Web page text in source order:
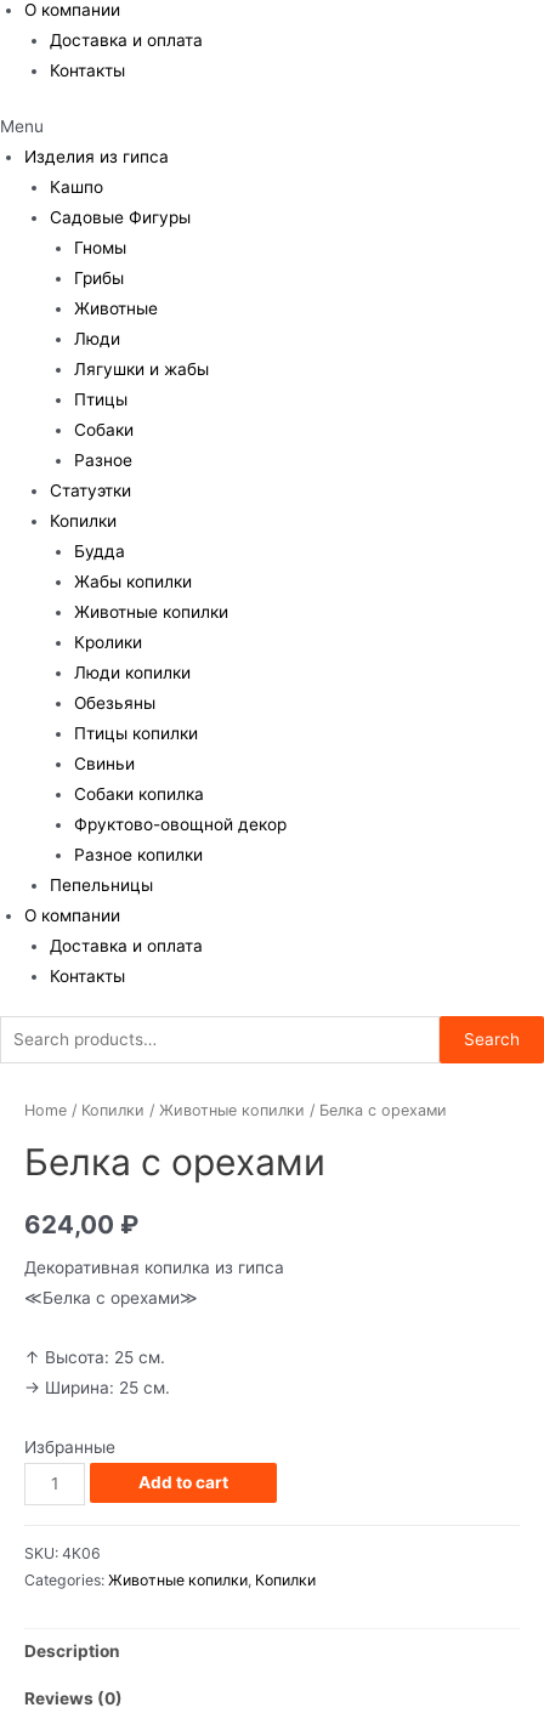
О компании
Доставка и оплата
Контакты
Menu
Изделия из гипса
Кашпо
Садовые Фигуры
Гномы
Грибы
Животные
Люди
Лягушки и жабы
Птицы
Собаки
Разное
Статуэтки
Копилки
Будда
Жабы копилки
Животные копилки
Кролики
Люди копилки
Обезьяны
Птицы копилки
Свиньи
Собаки копилка
Фруктово-овощной декор
Разное копилки
Пепельницы
О компании
Доставка и оплата
Контакты
Search
for:
Search
Home / Копилки / Животные копилки / Белка с орехами
Белка с орехами
624,00 ₽
Декоративная копилка из гипса
≪Белка с орехами≫
↑ Высота: 25 см.
→ Ширина: 25 см.
Избранные
Белка
с
quantity
Add to cart
SKU: 4К06
Categories: Животные копилки, Копилки
Description
Reviews (0)